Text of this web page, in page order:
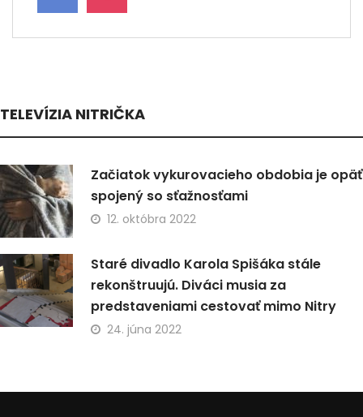
TELEVÍZIA NITRIČKA
Začiatok vykurovacieho obdobia je opäť
spojený so sťažnosťami
12. októbra 2022
Staré divadlo Karola Spišáka stále
rekonštruujú. Diváci musia za
predstaveniami cestovať mimo Nitry
24. júna 2022